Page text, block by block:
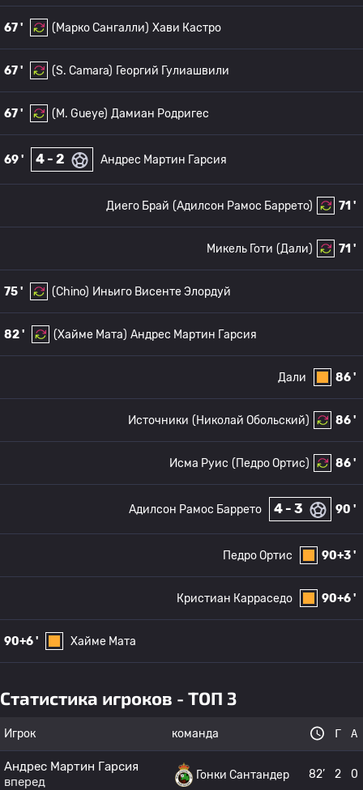
67 ' (Марко Сангалли) Хави Кастро
67 ' (S. Camara) Георгий Гулиашвили
67 ' (M. Gueye) Дамиан Родригес
69 ' 4 - 2 Андрес Мартин Гарсия
71 '
(Адилсон Рамос Баррето)
Диего Брай
71 '
(Дали)
Микель Готи
75 ' (Chino) Иньиго Висенте Элордуй
82 ' (Хайме Мата) Андрес Мартин Гарсия
86 '
Дали
86 '
(Николай Обольский)
Источники
86 '
(Педро Ортис)
Исма Руис
90 '
4 - 3
Адилсон Рамос Баррето
90+3 '
Педро Ортис
90+6 '
Кристиан Карраседо
90+6 ' Хайме Мата
Статистика игроков - ТОП 3
Игрок команда Г А
Андрес Мартин Гарсия
вперед
Гонки Сантандер 82’ 2 0